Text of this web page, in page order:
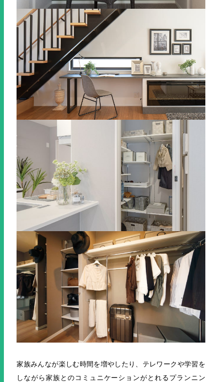
家族みんなが楽しむ時間を増やしたり、テレワークや学習を
しながら家族とのコミュニケーションがとれるプランニン